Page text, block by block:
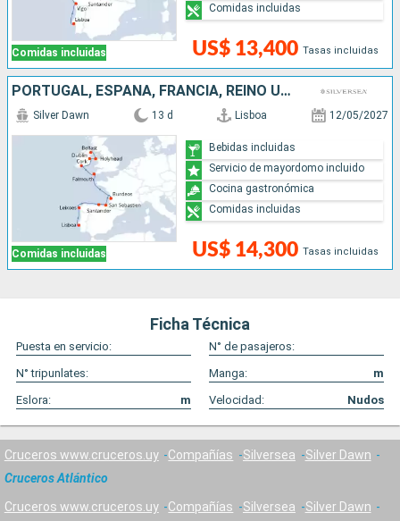
Comidas incluidas US$ 13,400 Tasas incluidas
Comidas incluidas
PORTUGAL, ESPAÑA, FRANCIA, REINO UNIDO, IRLANDA
Comidas incluidas
Silver Dawn 13 d Lisboa 12/05/2027
US$ 14,300 Tasas incluidas
Bebidas incluidas
Servicio de mayordomo incluido
Cocina gastronómica
Comidas incluidas
Ficha Técnica
Puesta en servicio:
N° de pasajeros:
N° tripunlates:
Manga:
m
Eslora:
m Velocidad: Nudos
Cruceros www.cruceros.uy Compañías Silversea
Silver Dawn
Cruceros Atlántico
Cruceros www.cruceros.uy Compañías Silversea
Silver Dawn